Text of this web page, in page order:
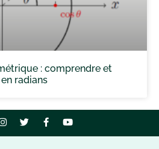
: comprendre et
radians